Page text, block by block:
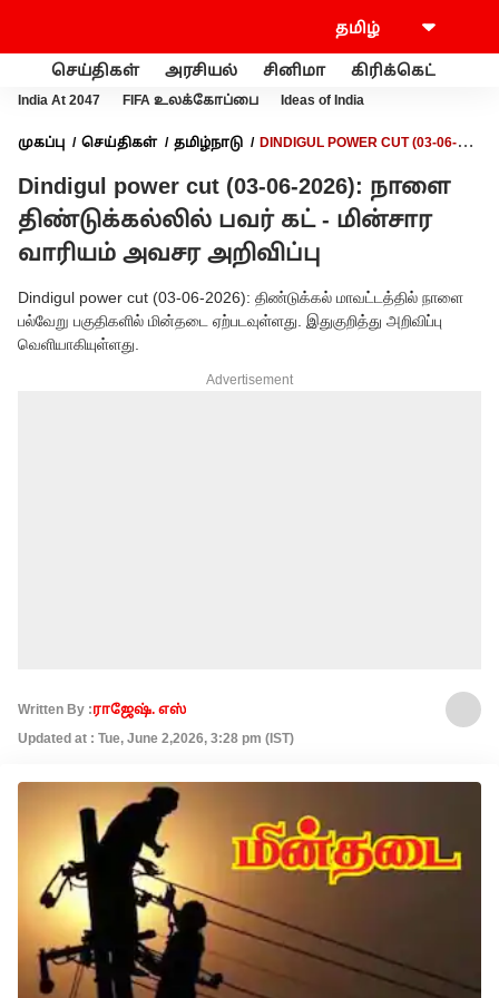
செய்திகள் அரசியல் சினிமா கிரிக்கெட்
India At 2047 FIFA உலக்கோப்பை Ideas of India
முகப்பு செய்திகள் தமிழ்நாடு
DINDIGUL POWER CUT (03-06-
அறிவிப்பு
Dindigul power cut (03-06-2026): நாளை
திண்டுக்கல்லில் பவர் கட் - மின்சார
வாரியம் அவசர அறிவிப்பு
Dindigul power cut (03-06-2026): திண்டுக்கல் மாவட்டத்தில் நாளை
பல்வேறு பகுதிகளில் மின்தடை ஏற்படவுள்ளது. இதுகுறித்து அறிவிப்பு
வெளியாகியுள்ளது.
Advertisement
Written By :ராஜேஷ். எஸ்
Updated at : Tue, June 2,2026, 3:28 pm (IST)